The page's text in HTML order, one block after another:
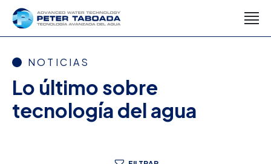
NOTICIAS
Lo último sobre
tecnología del agua